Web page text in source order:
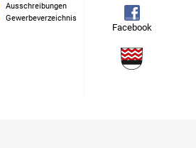
Beschränkte
Ausschreibung
Freihändige Vergabe
Ausschreibungen
Gewerbeverzeichnis
Facebook